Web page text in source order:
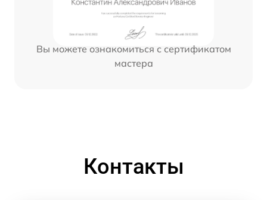
Вы можете ознакомиться с сертификатом
мастера
Контакты